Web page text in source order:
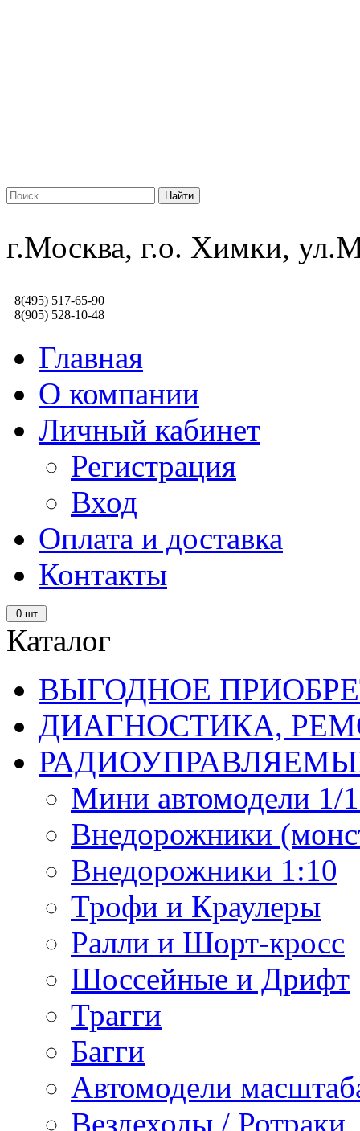
г.Москва, г.о. Химки,
8(495) 517-65-90
8(905) 528-10-48
Главная
О компании
Личный кабинет
Регистрация
Вход
Оплата и доставка
Контакты
0 шт.
Каталог
ВЫГОДНОЕ
ДИАГНОСТИКА,
Мини автомодели 1/
Внедорожники
Внедорожники 1:10
Трофи и Краулеры
Ралли и Шорт-кросс
Шоссейные и Дрифт
Трагги
Багги
Автомодели
Вездеходы / Ротраки